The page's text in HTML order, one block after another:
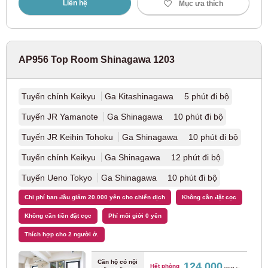
Liên hệ Mục ưa thích
AP956 Top Room Shinagawa 1203
Tuyến chính Keikyu Ga Kitashinagawa 5 phút đi bộ
Tuyến JR Yamanote Ga Shinagawa 10 phút đi bộ
Tuyến JR Keihin Tohoku Ga Shinagawa 10 phút đi bộ
Tuyến chính Keikyu Ga Shinagawa 12 phút đi bộ
Tuyến Ueno Tokyo Ga Shinagawa 10 phút đi bộ
Chi phí ban đầu giảm 20.000 yên cho chiến dịch Không cần đặt cọc
Không cần tiền đặt cọc Phí môi giới 0 yên
Thích hợp cho 2 người ở.
Căn hộ có nội
Hết phòng
Đường sắt điện Hanshin
Tuyến Hanshin Main Line (9)
Tập đoàn Hankyu
Fukuoka
JR Kyushu